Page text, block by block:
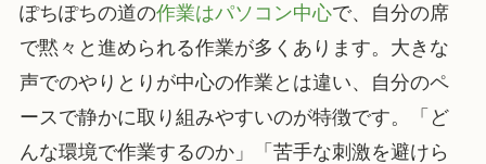
ぽちぽちの道の作業はパソコン中心で、自分の席
で黙々と進められる作業が多くあります。大きな
声でのやりとりが中心の作業とは違い、自分のペ
ースで静かに取り組みやすいのが特徴です。「ど
んな環境で作業するのか」「苦手な刺激を避けら